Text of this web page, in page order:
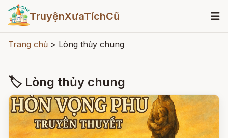
TruyệnXưaTíchCũ
Trang chủ > Lòng thủy chung
🏷 Lòng thủy chung